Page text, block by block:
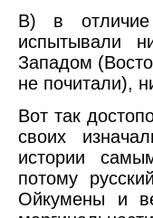
В) в отличие
испытывали
Западом
не почитали),
Вот так
своих
истории
потому
Ойкумены и